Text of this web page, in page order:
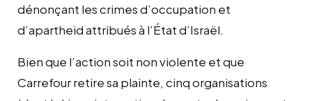
dénonçant les crimes d’occupation et
d’apartheid attribués à l’État d’Israël.
Bien que l’action soit non violente et que
Carrefour retire sa plainte, cinq organisations